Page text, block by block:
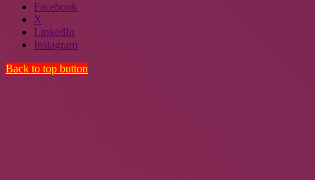
Facebook
X
LinkedIn
Instagram
Back to top button